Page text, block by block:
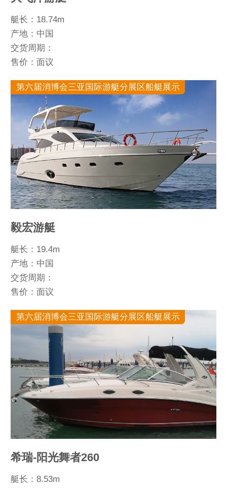
艇长：18.74m
产地：中国
交货周期：
售价：面议
第六届消博会三亚国际游艇分展区船艇展示
毅宏游艇
艇长：19.4m
产地：中国
交货周期：
售价：面议
第六届消博会三亚国际游艇分展区船艇展示
希瑞-阳光舞者260
艇长：8.53m